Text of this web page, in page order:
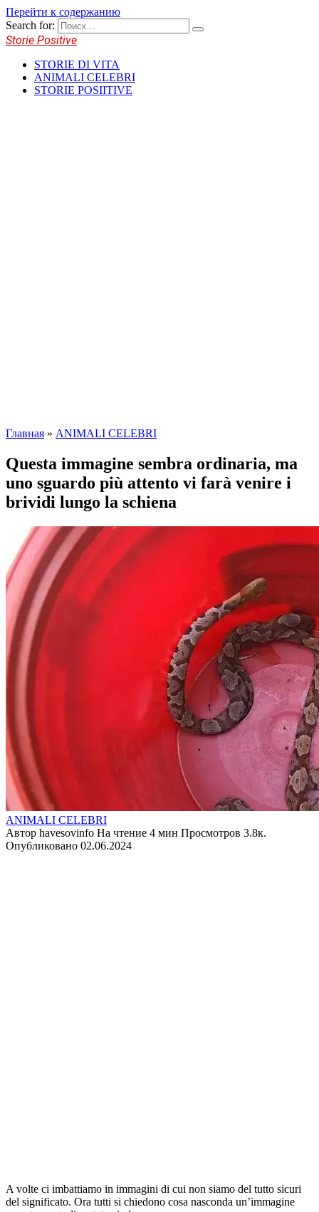
Перейти к содержанию
Search for:
Storie Positive
STORIE DI VITA
ANIMALI CELEBRI
STORIE POSIITIVE
Главная » ANIMALI CELEBRI
Questa immagine sembra ordinaria, ma
uno sguardo più attento vi farà venire i
brividi lungo la schiena
ANIMALI CELEBRI
Автор havesovinfo На чтение 4 мин Просмотров 3.8к.
Опубликовано 02.06.2024
A volte ci imbattiamo in immagini di cui non siamo del tutto sicuri
del significato. Ora tutti si chiedono cosa nasconda un’immagine